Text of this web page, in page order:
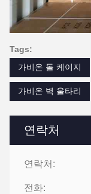
연락처
연락처:
전화:
Tags:
가비온 돌 케이지
가비온 벽 울타리